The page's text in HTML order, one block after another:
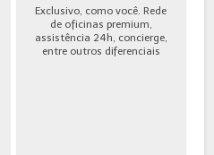
Exclusivo, como você. Rede
de oficinas premium,
assistência 24h, concierge,
entre outros diferenciais